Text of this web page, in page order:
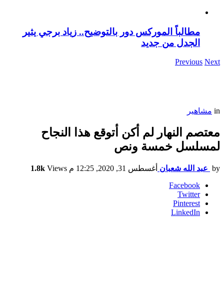
مطالباً الموركس دور بالتوضيح.. زياد برجي يثير
الجدل من جديد
Previous Next
in مشاهير
معتصم النهار لم أكن أتوقع هذا النجاح
لمسلسل خمسة ونص
by عبد الله شعبان أغسطس 31, 2020, 12:25 م 1.8k Views
Facebook
Twitter
Pinterest
LinkedIn